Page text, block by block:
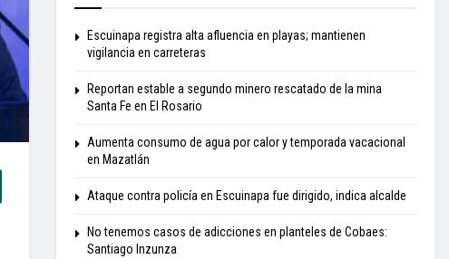
Escuinapa registra alta afluencia en playas; mantienen
vigilancia en carreteras
Reportan estable a segundo minero rescatado de la mina
Santa Fe en El Rosario
Aumenta consumo de agua por calor y temporada vacacional
en Mazatlán
Ataque contra policía en Escuinapa fue dirigido, indica alcalde
No tenemos casos de adicciones en planteles de Cobaes:
Santiago Inzunza